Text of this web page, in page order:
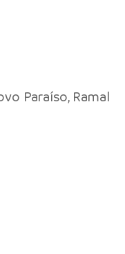
Paraíso, Ramal